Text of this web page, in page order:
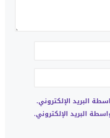
البريد الإلكتروني.
البريد الإلكتروني.